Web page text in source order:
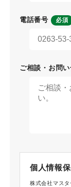
電話番号 必須
ご相談・お問
個人情報
株式会社マスタ